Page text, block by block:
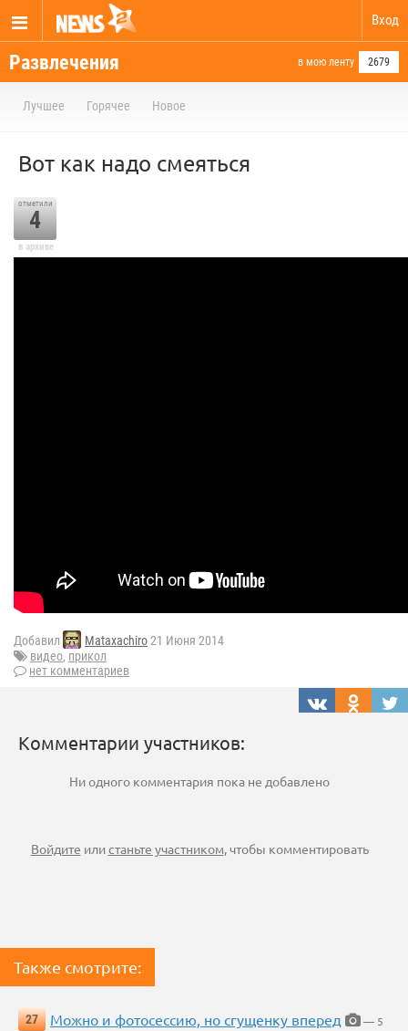
Вход
Развлечения в мою ленту 2679
Лучшее Горячее Новое
Вот как надо смеяться
отметили
4
в архиве
Добавил Mataxachiro21 Июня 2014
видео, прикол
нет комментариев
Комментарии участников:
Ни одного комментария пока не добавлено
Войдите илистаньте участником, чтобы комментировать
Также смотрите:
27 Можно и фотосессию, но сгущенку вперед
— 5